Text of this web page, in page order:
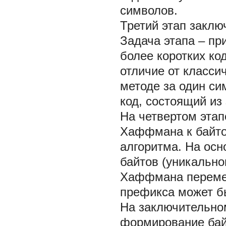
символов.
Третий этап
Задача этапа –
более коротких
отличие от
методе за один
код, состоящий из
На четвертом
Хаффмана к
алгоритма. На
байтов
Хаффмана
префикса может
На
формирование